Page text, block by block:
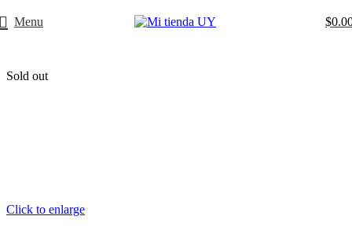
Menu $
Sold out
Click to enlarge